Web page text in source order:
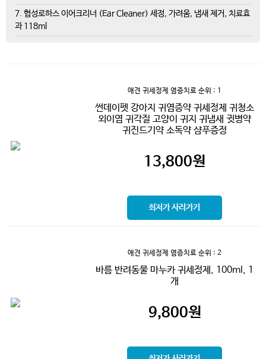
7. 협성로하스 이어크리너 (Ear Cleaner) 세정, 가려움, 냄새 제거, 치료효
과 118ml
애견 귀세정제 염증치료 순위 : 1
썬데이펫 강아지 귀염증약 귀세정제 귀청소
외이염 귀각질 고양이 귀지 귀냄새 귓병약
귀진드기약 소독약 샴푸증정
13,800원
최저가 사러가기
애견 귀세정제 염증치료 순위 : 2
바름 반려동물 마누카 귀세정제, 100ml, 1
개
9,800원